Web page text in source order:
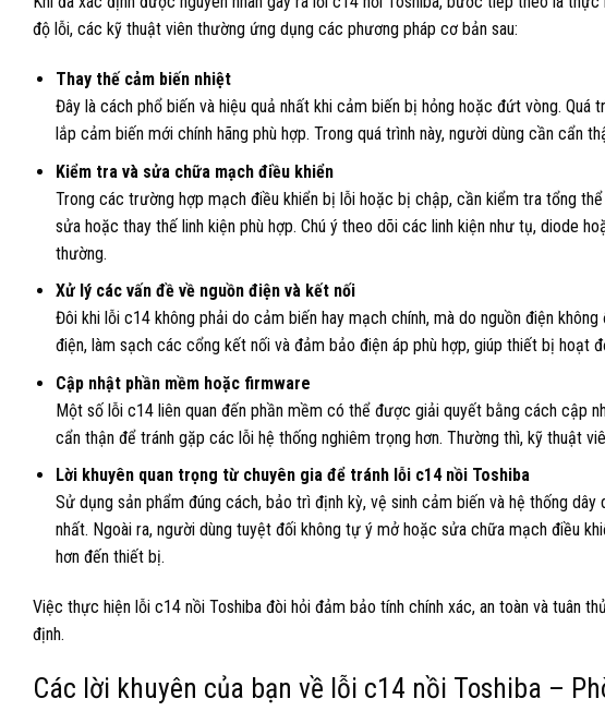
độ lỗi, các kỹ thuật viên thường ứng dụng các phương pháp cơ bản sau:
Thay thế cảm biến nhiệt
Đây là cách phổ biến và hiệu quả nhất khi cảm biến bị hỏng hoặc đứt vòng.
lắp cảm biến mới chính hãng phù hợp. Trong quá trình này, người dùng cần cẩn
Kiểm tra và sửa chữa mạch điều khiển
Trong các trường hợp mạch điều khiển bị lỗi hoặc bị chập, cần kiểm tra tổng
sửa hoặc thay thế linh kiện phù hợp. Chú ý theo dõi các linh kiện như tụ, diode
thường.
Xử lý các vấn đề về nguồn điện và kết nối
Đôi khi lỗi c14 không phải do cảm biến hay mạch chính, mà do nguồn điện
điện, làm sạch các cổng kết nối và đảm bảo điện áp phù hợp, giúp thiết bị hoạt
Cập nhật phần mềm hoặc firmware
Một số lỗi c14 liên quan đến phần mềm có thể được giải quyết bằng cách cập
cẩn thận để tránh gặp các lỗi hệ thống nghiêm trọng hơn. Thường thì, kỹ thuật
Lời khuyên quan trọng từ chuyên gia để tránh lỗi c14 nồi Toshiba
Sử dụng sản phẩm đúng cách, bảo trì định kỳ, vệ sinh cảm biến và hệ thống
nhất. Ngoài ra, người dùng tuyệt đối không tự ý mở hoặc sửa chữa mạch điều
hơn đến thiết bị.
Việc thực hiện lỗi c14 nồi Toshiba đòi hỏi đảm bảo tính chính xác, an toàn và tuân
định.
Các lời khuyên của bạn về lỗi c14 nồi Toshiba –